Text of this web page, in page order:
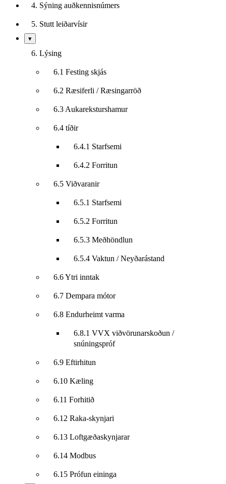
4. Sýning auðkennisnúmers
5. Stutt leiðarvísir
▾Sýna/fela
undirkafla
6. Lýsing
6.1 Festing skjás
6.2 Ræsiferli / Ræsingarröð
6.3 Aukareksturshamur
6.4 tíðir
6.4.1 Starfsemi
6.4.2 Forritun
6.5 Viðvaranir
6.5.1 Starfsemi
6.5.2 Forritun
6.5.3 Meðhöndlun
6.5.4 Vaktun / Neyðarástand
6.6 Ytri inntak
6.7 Dempara mótor
6.8 Endurheimt varma
6.8.1 VVX viðvörunarskoðun /
snúningspróf
6.9 Eftirhitun
6.10 Kæling
6.11 Forhitið
6.12 Raka-skynjari
6.13 Loftgæðaskynjarar
6.14 Modbus
6.15 Prófun eininga